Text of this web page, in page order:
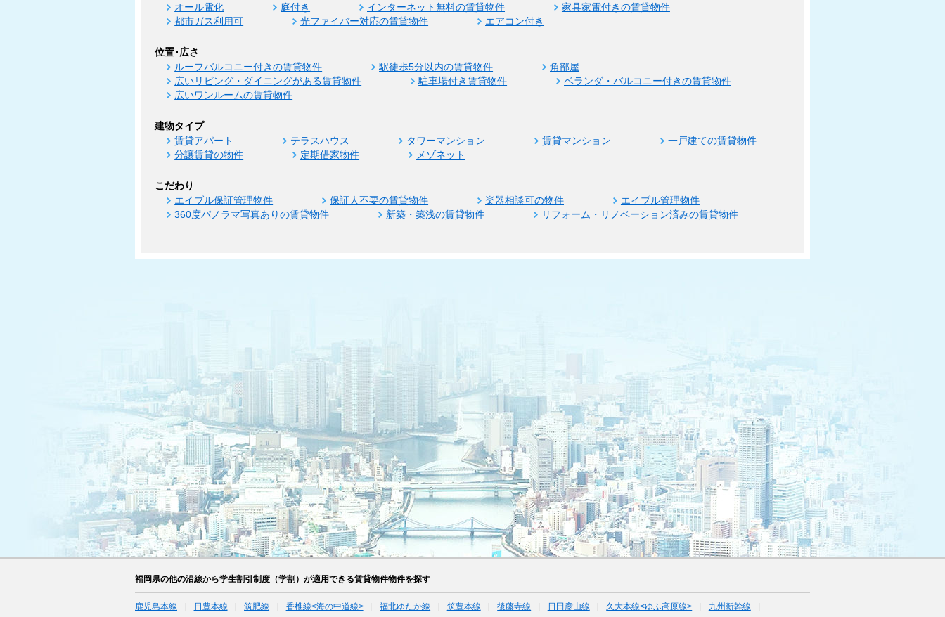
オール電化 庭付き インターネット無料の賃貸物件
家具家電付きの賃貸物件
都市ガス利用可
光ファイバー対応の賃貸物件 エアコン付き
位置･広さ
ルーフバルコニー付きの賃貸物件 駅徒歩5分以内の賃貸物件
角部屋
広いリビング・ダイニングがある賃貸物件
駐車場付き賃貸物件
ベランダ・バルコニー付きの賃貸物件
広いワンルームの賃貸物件
建物タイプ
賃貸アパート テラスハウス タワーマンション 賃貸マンション
一戸建ての賃貸物件
分譲賃貸の物件
定期借家物件 メゾネット
こだわり
エイブル保証管理物件 保証人不要の賃貸物件 楽器相談可の物件
エイブル管理物件
360度パノラマ写真ありの賃貸物件
新築・築浅の賃貸物件 リフォーム・リノベーション済みの賃貸物件
福岡県の他の沿線から学生割引制度（学割）が適用できる賃貸物件物件を探す
鹿児島本線 日豊本線 筑肥線 香椎線<海の中道線> 福北ゆたか線 筑豊本線 後藤寺線 日田彦山線 久大本線<ゆふ高原線>
九州新幹線